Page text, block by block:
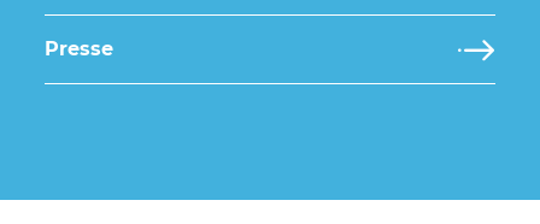
Presse